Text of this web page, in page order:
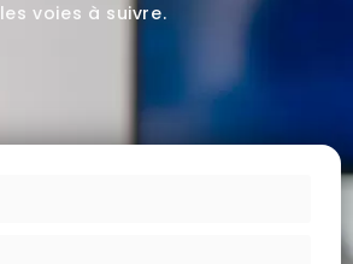
les voies à suivre.